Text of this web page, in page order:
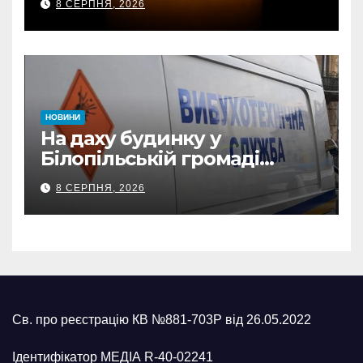
нагороди та відомчі
відзнаки
8 СЕРПНЯ, 2026
НОВИНИ
На даху будинку у
Білопільській громаді
знайшли 120-мм міну
8 СЕРПНЯ, 2026
Св. про реєстрацію КВ №881-703Р від 26.05.2022
Ідентифікатор МЕДІА R-40-02241